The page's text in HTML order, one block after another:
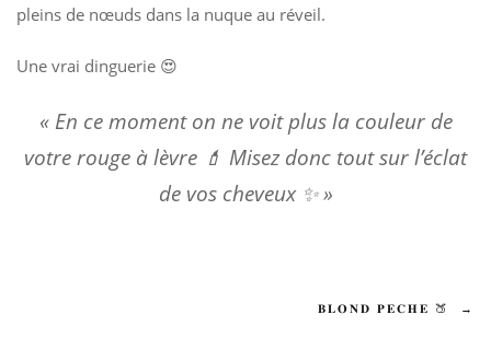
pleins de nœuds dans la nuque au réveil.
Une vrai dinguerie 😍
« En ce moment on ne voit plus la couleur de
votre rouge à lèvre 💄 Misez donc tout sur l’éclat
de vos cheveux ✨ »
𝐁𝐋𝐎𝐍𝐃 𝐏𝐄𝐂𝐇𝐄 🍑 →